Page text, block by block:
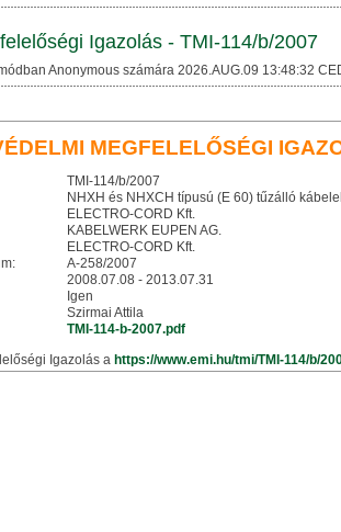
Igazolás - TMI-114/b/2007
Anonymous számára 2026.AUG.09 13:48:32
MEGFELELŐSÉGI
TMI-114/b/2007
NHXH és NHXCH típusú (E 60) tűzálló
ELECTRO-CORD Kft.
KABELWERK EUPEN AG.
ELECTRO-CORD Kft.
A-258/2007
2008.07.08 - 2013.07.31
Igen
Szirmai Attila
TMI-114-b-2007.pdf
Igazolás a https://www.emi.hu/tmi/TMI-114/b/